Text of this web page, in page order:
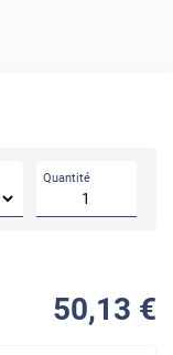
Quantité
50,13 €